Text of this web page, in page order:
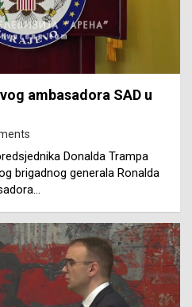
ambasadora SAD u
Donalda Trampa
brigadnog generala Ronalda